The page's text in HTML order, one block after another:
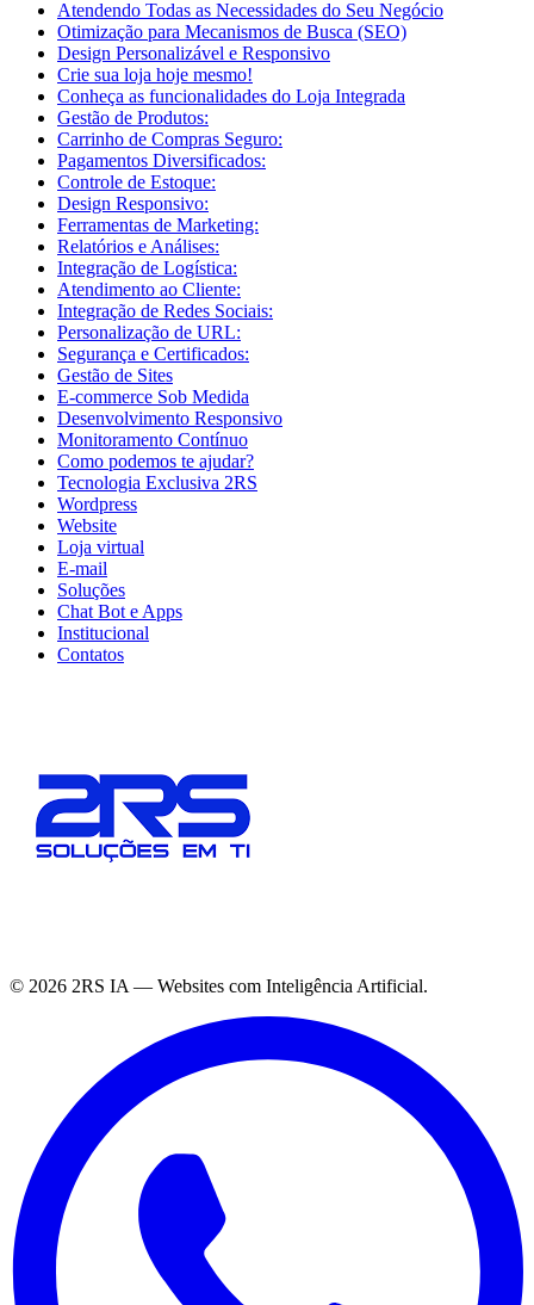
Atendendo Todas as Necessidades do Seu Negócio
Otimização para Mecanismos de Busca (SEO)
Design Personalizável e Responsivo
Crie sua loja hoje mesmo!
Conheça as funcionalidades do Loja Integrada
Gestão de Produtos:
Carrinho de Compras Seguro:
Pagamentos Diversificados:
Controle de Estoque:
Design Responsivo:
Ferramentas de Marketing:
Relatórios e Análises:
Integração de Logística:
Atendimento ao Cliente:
Integração de Redes Sociais:
Personalização de URL:
Segurança e Certificados:
Gestão de Sites
E-commerce Sob Medida
Desenvolvimento Responsivo
Monitoramento Contínuo
Como podemos te ajudar?
Tecnologia Exclusiva 2RS
Wordpress
Website
Loja virtual
E-mail
Soluções
Chat Bot e Apps
Institucional
Contatos
© 2026 2RS IA — Websites com Inteligência Artificial.